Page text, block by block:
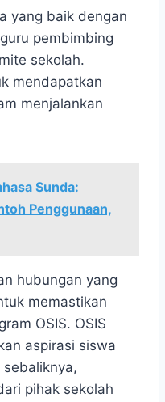
yang baik dengan
pembimbing
sekolah.
mendapatkan
menjalankan
Sunda:
Penggunaan,
hubungan yang
memastikan
OSIS. OSIS
aspirasi siswa
pihak sekolah